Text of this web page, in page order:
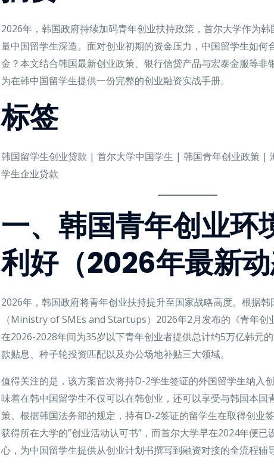
2026年，韩国政府持续加码青年创业扶持政策，首尔大学作为
量中国留学生深造。面对创业初期的资金压力，中国留学生如何
金？本文结合韩国最新创业政策、银行信贷产品与宏泰金服等非
为在韩中国留学生提供一份完整的创业融资实战手册。
标签
韩国留学生创业贷款 | 首尔大学中国学生 | 韩国青年创业政策 |
学生企业贷款
一、韩国青年创业环
利好（2026年最新动
2026年，韩国政府将青年创业扶持提升至国家战略高度。根据韩
（Ministry of SMEs and Startups）2026年2月发布的《青年创
在2026-2028年间为35岁以下青年创业者提供总计约5万亿韩元
款贴息、种子轮投资匹配以及办公场地补贴三大领域。
值得关注的是，该方案首次将持D-2学生签证的外国留学生纳入
味着在韩中国留学生不仅可以在韩创业，还可以享受与韩国本国
策。根据韩国法务部的规定，持有D-2签证的留学生在取得创业
获得所在大学的”创业活动认可书”，而首尔大学早在2024年便已
心，为中国留学生提供从创业计划书撰写到融资对接的全流程辅导